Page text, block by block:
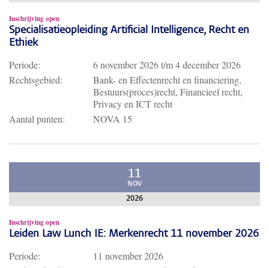
Inschrijving open
Specialisatieopleiding Artificial Intelligence, Recht en
Ethiek
Periode: 6 november 2026t/m4 december 2026
Rechtsgebied:
Bank- en Effectenrecht en financiering,
Bestuurs(proces)recht, Financieel recht,
Privacy en ICT recht
Aantal punten:
NOVA 15
11
NOV
2026
Inschrijving open
Leiden Law Lunch IE: Merkenrecht 11 november 2026
Periode:
11 november 2026